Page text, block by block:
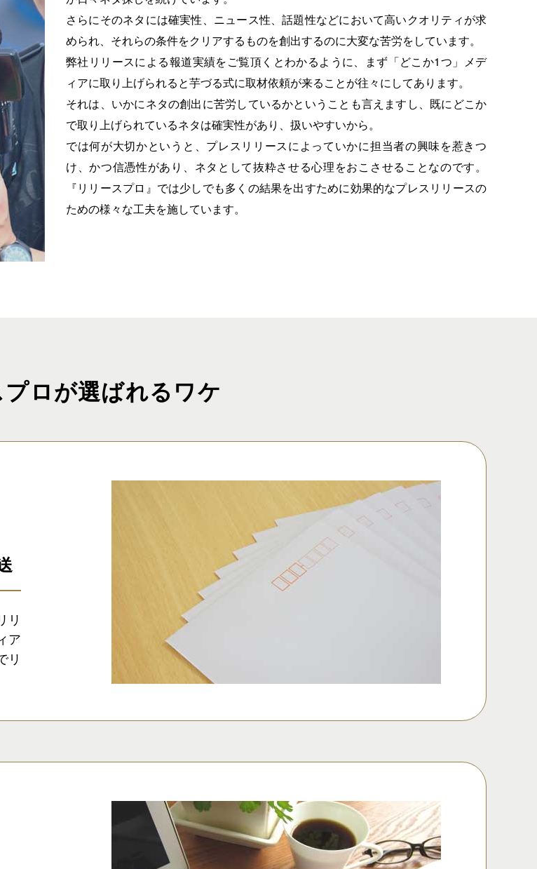
さらにそのネタには確実性、ニュース性、話題性などにおいて高いクオリティが求
められ、それらの条件をクリアするものを創出するのに大変な苦労をしています。
弊社リリースによる報道実績をご覧頂くとわかるように、まず「どこか1つ」メデ
ィアに取り上げられると芋づる式に取材依頼が来ることが往々にしてあります。
それは、いかにネタの創出に苦労しているかということも言えますし、既にどこか
で取り上げられているネタは確実性があり、扱いやすいから。
では何が大切かというと、プレスリリースによっていかに担当者の興味を惹きつ
け、かつ信憑性があり、ネタとして抜粋させる心理をおこさせることなのです。
『リリースプロ』では少しでも多くの結果を出すために効果的なプレスリリースの
ための様々な工夫を施しています。
プロが選ばれるワケ
リ
ア
リ